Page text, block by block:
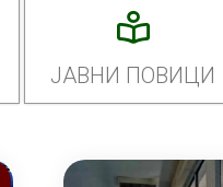
ЈАВНИ ПОВИЦИ